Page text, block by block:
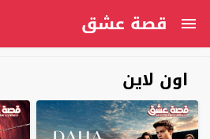
قصة عشق
اون لاين